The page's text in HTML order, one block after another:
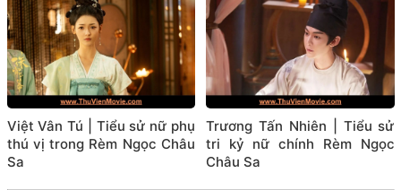
Việt Vân Tú | Tiểu sử nữ phụ
thú vị trong Rèm Ngọc Châu
Sa
Trương Tấn Nhiên | Tiểu sử
tri kỷ nữ chính Rèm Ngọc
Châu Sa